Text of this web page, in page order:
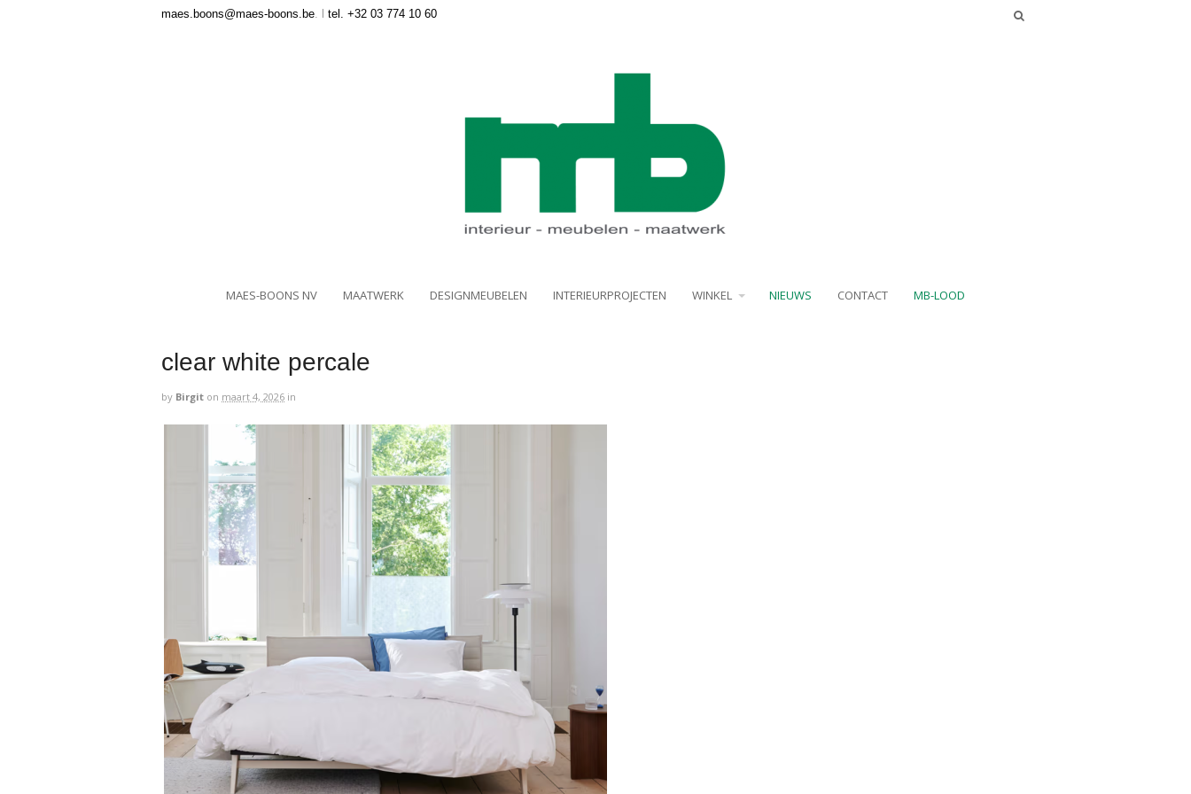
maes.boons@maes-boons.be. l tel. +32 03 774 10 60
MAES-BOONS NV MAATWERK DESIGNMEUBELEN INTERIEURPROJECTEN WINKEL NIEUWS CONTACT MB-LOOD
clear white percale
by Birgit on maart 4, 2026 in